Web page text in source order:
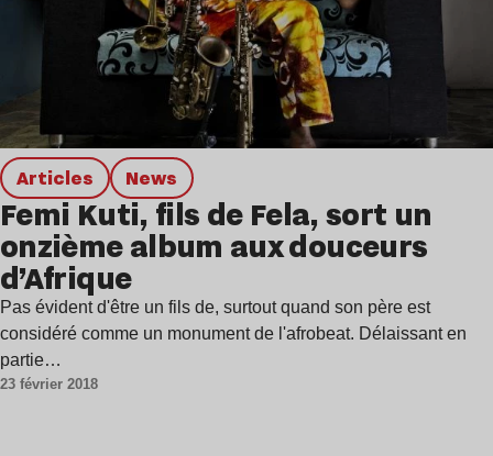
Articles news
Femi Kuti, fils de Fela, sort un
onzième album aux douceurs
d’Afrique
Pas évident d'être un fils de, surtout quand son père est
considéré comme un monument de l'afrobeat. Délaissant en
partie…
23 février 2018